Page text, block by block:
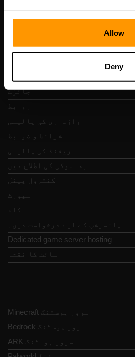
Allow
Deny
جائزے
روابط
رازداری کی پالیسی
شرائط و ضوابط
ریفنڈ کی پالیسی
بدسلوکی کی اطلاع دیں
کنٹرول پینل
سپورٹ
کام
اسپانسرشپ کے لیے درخواست دیں۔
Dedicated game server hosting
سائٹ کا نقشہ
Minecraft سرور ہوسٹنگ
Bedrock سرور ہوسٹنگ
ARK سرور ہوسٹنگ